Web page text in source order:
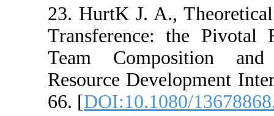
23. HurtK J.
Transference:
Team
Resource
66. [